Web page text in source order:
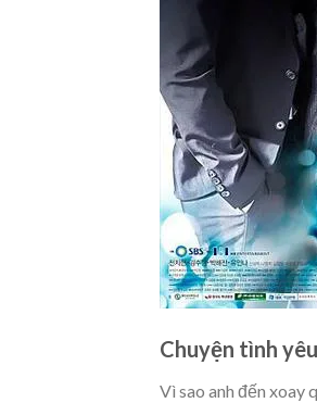
Chuyện tình
Vì sao anh đến xoay